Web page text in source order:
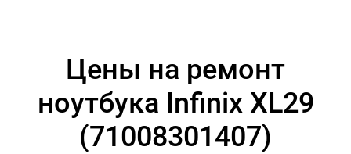
Цены на ремонт
ноутбука Infinix XL29
(71008301407)